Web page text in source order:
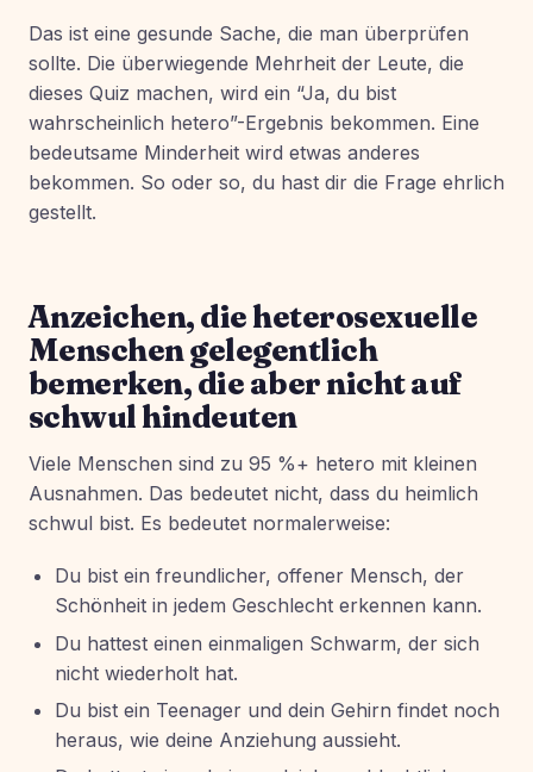
Das ist eine gesunde Sache, die man überprüfen
sollte. Die überwiegende Mehrheit der Leute, die
dieses Quiz machen, wird ein “Ja, du bist
wahrscheinlich hetero”-Ergebnis bekommen. Eine
bedeutsame Minderheit wird etwas anderes
bekommen. So oder so, du hast dir die Frage ehrlich
gestellt.
Anzeichen, die heterosexuelle
Menschen gelegentlich
bemerken, die aber nicht auf
schwul hindeuten
Viele Menschen sind zu 95 %+ hetero mit kleinen
Ausnahmen. Das bedeutet nicht, dass du heimlich
schwul bist. Es bedeutet normalerweise:
Du bist ein freundlicher, offener Mensch, der
Schönheit in jedem Geschlecht erkennen kann.
Du hattest einen einmaligen Schwarm, der sich
nicht wiederholt hat.
Du bist ein Teenager und dein Gehirn findet noch
heraus, wie deine Anziehung aussieht.